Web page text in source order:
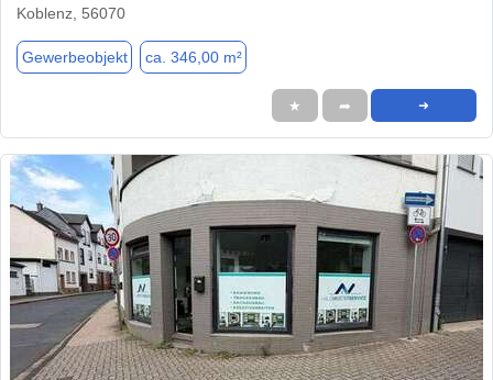
Koblenz, 56070
Gewerbeobjekt ca. 346,00 m²
★ ➦ ➜